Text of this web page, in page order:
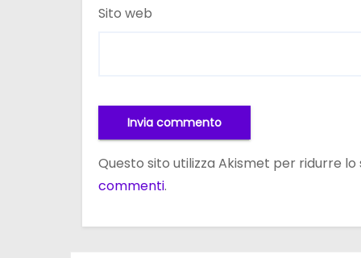
Sito web
Questo sito utilizza Akismet per ridurre lo
commenti.